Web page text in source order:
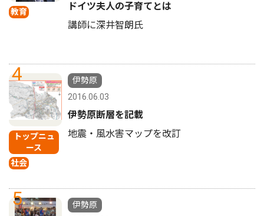
教育
ドイツ夫人の子育てとは
講師に深井智朗氏
4
トップニュ
ース
社会
伊勢原
2016.06.03
伊勢原断層を記載
地震・風水害マップを改訂
5
伊勢原